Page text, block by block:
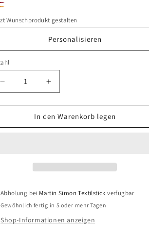
Wunschprodukt gestalten
Personalisieren
Verringere
die
Menge
Winter
Erhöhe
die
Menge
für
Winter
In den Warenkorb legen
Abholung bei Martin Simon Textilstick verfügbar
Gewöhnlich fertig in 5 oder mehr Tagen
Shop-Informationen anzeigen